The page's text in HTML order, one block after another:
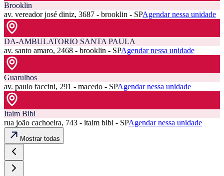
Brooklin
av. vereador josé diniz, 3687 - brooklin - SPAgendar nessa unidade
DA-AMBULATORIO SANTA PAULA
av. santo amaro, 2468 - brooklin - SPAgendar nessa unidade
Guarulhos
av. paulo faccini, 291 - macedo - SPAgendar nessa unidade
Itaim Bibi
rua joão cachoeira, 743 - itaim bibi - SPAgendar nessa unidade
Mostrar todas